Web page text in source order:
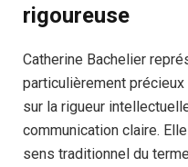
rigoureuse
Catherine Bachelier
particulièrement
sur la rigueur
communication claire.
sens traditionnel du